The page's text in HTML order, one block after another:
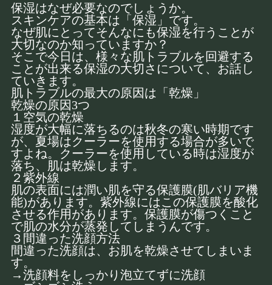
保湿はなぜ必要なのでしょうか。
スキンケアの基本は「保湿」です。
なぜ肌にとってそんなにも保湿を行うことが
大切なのか知っていますか？
そこで今日は、様々な肌トラブルを回避する
ことが出来る保湿の大切さについて、お話し
ていきます。
肌トラブルの最大の原因は「乾燥」
乾燥の原因3つ
１空気の乾燥
湿度が大幅に落ちるのは秋冬の寒い時期です
が、夏場はクーラーを使用する場合が多いで
すよね。クーラーを使用している時は湿度が
落ち、肌は乾燥します。
２紫外線
肌の表面には潤い肌を守る保護膜(肌バリア機
能)があります。紫外線にはこの保護膜を酸化
させる作用があります。保護膜が傷つくこと
で肌の水分が蒸発してしまうんです。
３間違った洗顔方法
間違った洗顔は、お肌を乾燥させてしまいま
す。
→洗顔料をしっかり泡立てずに洗顔